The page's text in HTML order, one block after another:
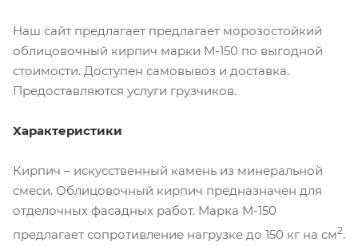
Наш сайт предлагает предлагает морозостойкий
облицовочный кирпич марки М-150 по выгодной
стоимости. Доступен самовывоз и доставка.
Предоставляются услуги грузчиков.
Характеристики
Кирпич – искусственный камень из минеральной
смеси. Облицовочный кирпич предназначен для
отделочных фасадных работ. Марка М-150
предлагает сопротивление нагрузке до 150 кг на см2.